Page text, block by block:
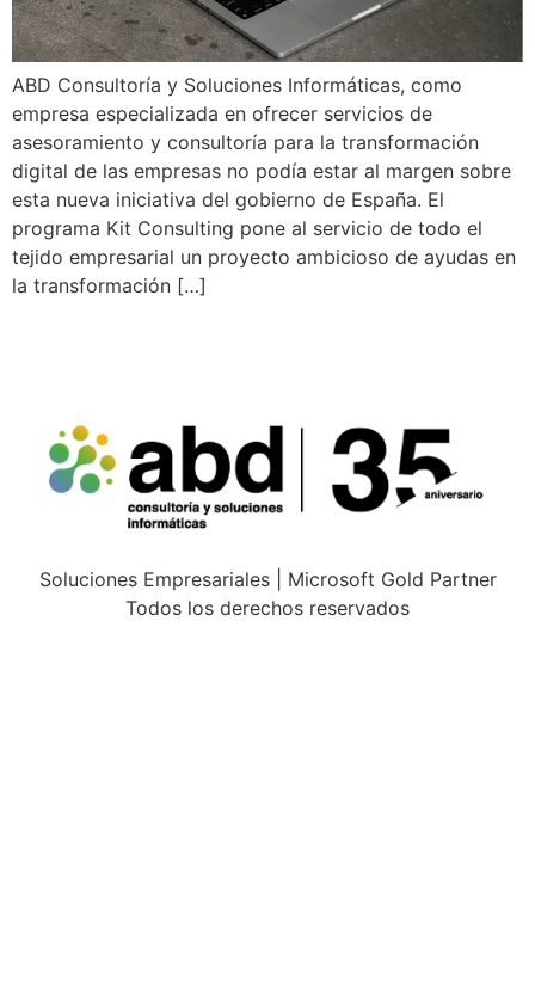
ABD Consultoría y Soluciones Informáticas, como
empresa especializada en ofrecer servicios de
asesoramiento y consultoría para la transformación
digital de las empresas no podía estar al margen sobre
esta nueva iniciativa del gobierno de España. El
programa Kit Consulting pone al servicio de todo el
tejido empresarial un proyecto ambicioso de ayudas en
la transformación […]
Soluciones Empresariales | Microsoft Gold Partner
Todos los derechos reservados